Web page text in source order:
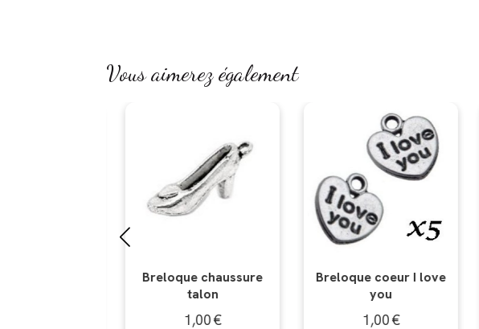
Vous aimerez également
Breloque coeur I love
you
1,00€
Breloque danseuse
1,00€